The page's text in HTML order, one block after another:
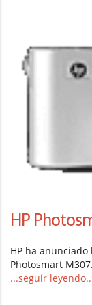
HP
HP ha
Photosmart
...seguir